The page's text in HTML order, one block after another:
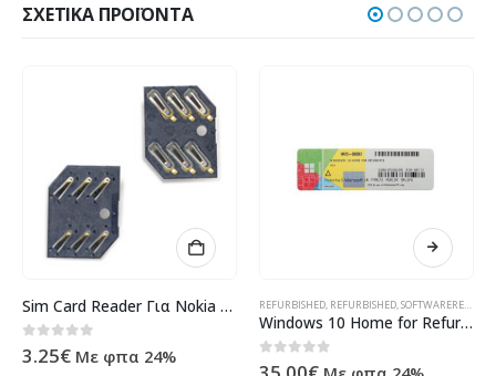
ΣΧΕΤΙΚΆ ΠΡΟΪΌΝΤΑ
- ΗΛΕΚΤΡΟΝΙΚΆ Sim Card Reader Για Nokia N76 OEM
0out of 5
3.25€ Με φπα 24%
REFURBISHED REFURBISHED SOFTWAREREF
Windows 10 Home for Refurbish PCs (συνοδεύουν μόνο Refurbished PC)
0out of 5